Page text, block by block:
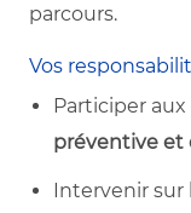
parcours.
Vos
Participer
préventive et
Intervenir sur